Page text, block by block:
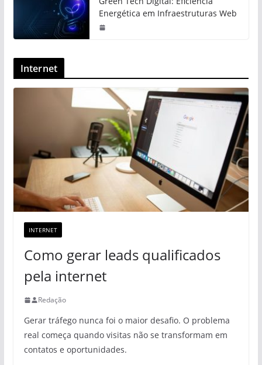
Energética em Infraestruturas Web
Internet
INTERNET
Como gerar leads qualificados
pela internet
Redação
Gerar tráfego nunca foi o maior desafio. O problema
real começa quando visitas não se transformam em
contatos e oportunidades.